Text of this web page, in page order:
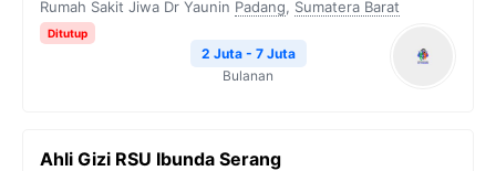
Rumah Sakit Jiwa Dr Yaunin Padang, Sumatera Barat
Ditutup
2 Juta - 7 Juta
Bulanan
Ahli Gizi RSU Ibunda Serang